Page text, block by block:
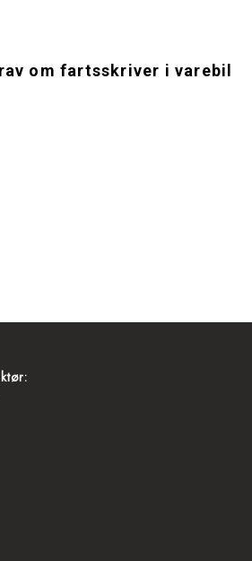
om fartsskriver i varebil